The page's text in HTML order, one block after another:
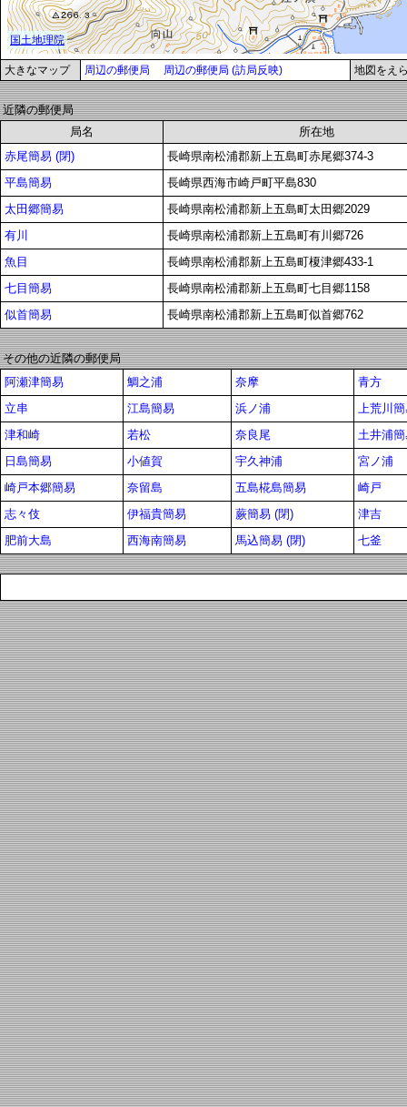
大きなマップ 周辺の郵便局 周辺の郵便局 (訪局反映) 地図をえ
近隣の郵便局
局名
所在地
赤尾簡易 (閉)
長崎県南松浦郡新上五島町赤尾郷374-3
平島簡易
長崎県西海市崎戸町平島830
太田郷簡易
長崎県南松浦郡新上五島町太田郷2029
有川
長崎県南松浦郡新上五島町有川郷726
魚目
長崎県南松浦郡新上五島町榎津郷433-1
七目簡易
長崎県南松浦郡新上五島町七目郷1158
似首簡易
長崎県南松浦郡新上五島町似首郷762
その他の近隣の郵便局
阿瀬津簡易
鯛之浦 奈摩
青方
立串
江島簡易 浜ノ浦
上荒川
津和崎
若松 奈良尾
土井浦
日島簡易
小値賀 宇久神浦
宮ノ浦
崎戸本郷簡易
奈留島 五島椛島簡易
崎戸
志々伎
伊福貴簡易 蕨簡易 (閉)
津吉
肥前大島
西海南簡易 馬込簡易 (閉) 七釜